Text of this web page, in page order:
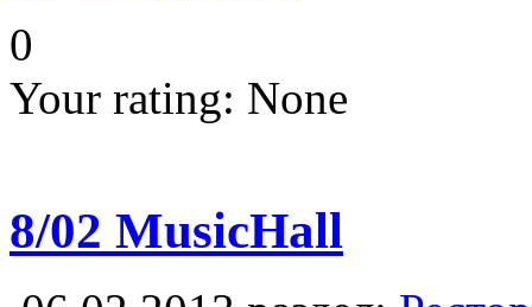
0
Your rating: None
8/02 MusicHall